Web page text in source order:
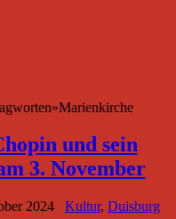
»Marienkirche
und sein
3. November
2024 Kultur, Duisburg